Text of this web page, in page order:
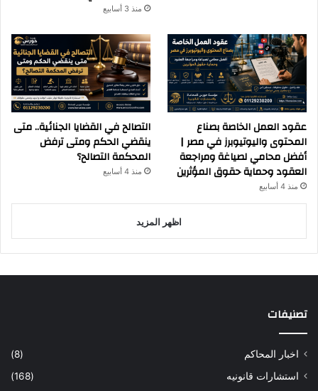
منذ 3 أسابيع
عقود العمل الخاصة بصناع
المحتوى واليوتيوبرز في مصر |
أفضل محامي لصياغة ومراجعة
العقود وحماية حقوق المؤثرين
منذ 4 أسابيع
التصالح في القضايا الجنائية.. متى
ينقضي الحكم ومتى ترفض
المحكمة التصالح؟
منذ 4 أسابيع
اظهر المزيد
تصنيفات
اخبار المحاكم
(8)
استشارات قانونيه
(168)